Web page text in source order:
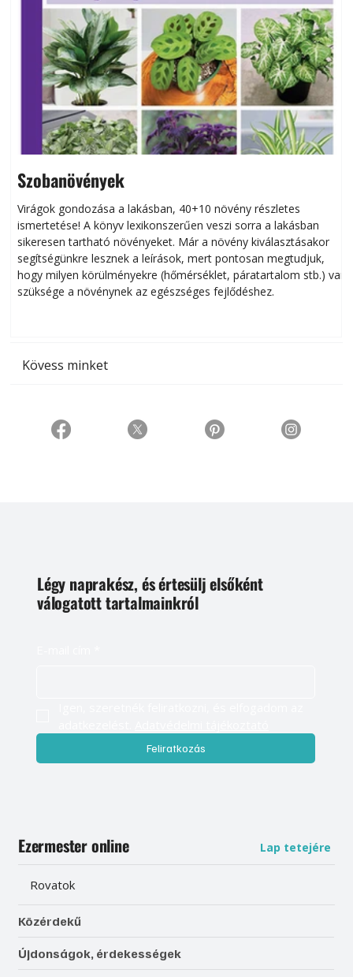
Szobanövények
Virágok gondozása a lakásban, 40+10 növény részletes
ismertetése! A könyv lexikonszerűen veszi sorra a lakásban
sikeresen tart­ha­tó növényeket. Már a növény kiválasztásakor
segítségünkre lesznek a leírások, mert pontosan megtudjuk,
hogy milyen körülményekre (hőmérséklet, páratartalom stb.) van
szüksége a növénynek az egészséges fejlődéshez.
Kövess minket
Légy naprakész, és értesülj elsőként
válogatott tartalmainkról
Feliratkozás
Ezermester online Lap tetejére
Rovatok
Közérdekű
Újdonságok, érdekességek